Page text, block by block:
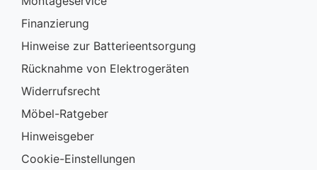
Finanzierung
Hinweise zur Batterieentsorgung
Rücknahme von Elektrogeräten
Widerrufsrecht
Möbel-Ratgeber
Hinweisgeber
Cookie-Einstellungen